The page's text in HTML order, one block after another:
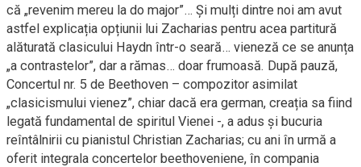
că „revenim mereu la do major”… Și mulți dintre noi am avut
astfel explicația opțiunii lui Zacharias pentru acea partitură
alăturată clasicului Haydn într-o seară… vieneză ce se anunța
„a contrastelor”, dar a rămas… doar frumoasă. După pauză,
Concertul nr. 5 de Beethoven – compozitor asimilat
„clasicismului vienez”, chiar dacă era german, creația sa fiind
legată fundamental de spiritul Vienei -, a adus și bucuria
reîntâlnirii cu pianistul Christian Zacharias; cu ani în urmă a
oferit integrala concertelor beethoveniene, în compania